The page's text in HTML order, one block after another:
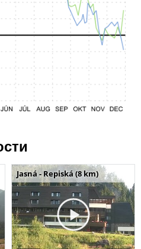
Jasná - Repiská (8 km)